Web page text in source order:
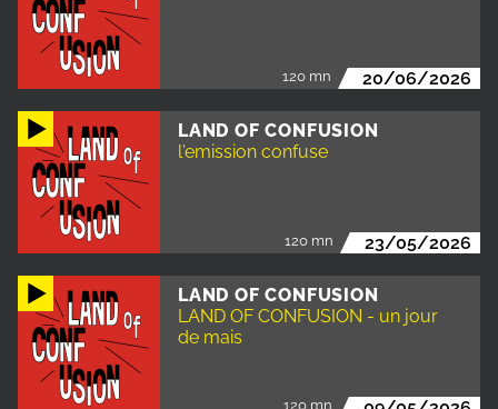
120 mn 20/06/2026
LAND OF CONFUSION
l'emission confuse
120 mn 23/05/2026
LAND OF CONFUSION
LAND OF CONFUSION - un jour
de mais
120 mn